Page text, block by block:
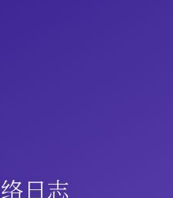
日志